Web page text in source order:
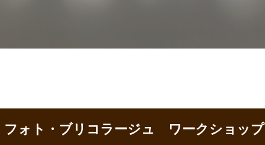
フォト・ブリコラージュ ワークショップ